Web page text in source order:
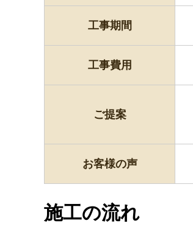
工事期間
工事費用
ご提案
お客様の声
施工の流れ